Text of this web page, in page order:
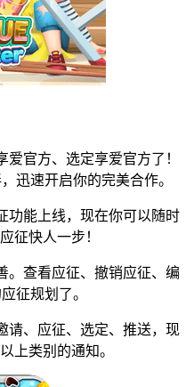
官方、选定享爱官方了！
迅速开启你的完美合作。
能上线，现在你可以随时
征快人一步！
查看应征、撤销应征、编
征规划了。
、应征、选定、推送，现
上类别的通知。